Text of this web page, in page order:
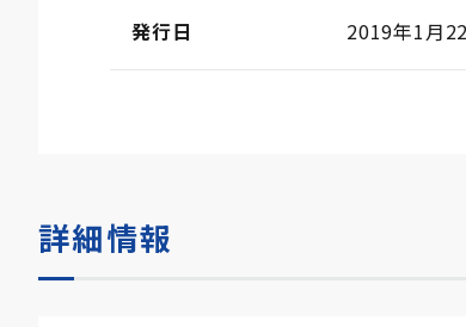
発行日 2019年1月
詳細情報